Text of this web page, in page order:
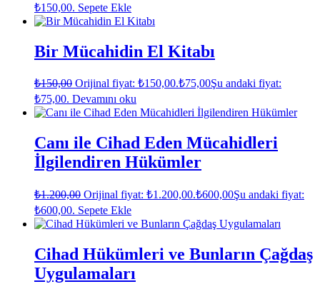
₺150,00. Sepete Ekle
Bir Mücahidin El Kitabı
₺150,00 Orijinal fiyat: ₺150,00.₺75,00Şu andaki fiyat:
₺75,00. Devamını oku
Canı ile Cihad Eden Mücahidleri
İlgilendiren Hükümler
₺1.200,00 Orijinal fiyat: ₺1.200,00.₺600,00Şu andaki fiyat:
₺600,00. Sepete Ekle
Cihad Hükümleri ve Bunların Çağdaş
Uygulamaları